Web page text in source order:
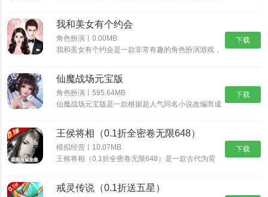
繁花漫画免费下拉式漫画最新说明
力。
2.完美支持高清画质，在手机和平板电脑上都能流畅阅读。
4.非常简单美观，配色舒适，用户在阅读漫画的同时可以享受更好的
场景中开启冒险之旅，收集更多的装备提升机甲的属
性。
下载
我和美女有个约会
角色扮演丨0.00MB
我和美女有个约会是一款非常有趣的角色扮演游戏，
喜欢的角色，不断的提高自我的魅力，如果玩家对我
和美女有个约会感兴趣的话，那就快来预约体验游玩
吧！
下载
仙魔战场元宝版
角色扮演丨595.64MB
仙魔战场元宝版是一款根据超人气同名小说改编而成
世界，穿梭在神秘的仙魔大陆，沉浸式交友修炼，酣
战各路仙魔。
下载
王侯将相（0.1折全密卷无限648）
模拟经营丨10.07MB
王侯将相（0.1折全密卷无限648）是一款古代为背
能，酣畅淋漓的战斗让你热血澎湃！
戒灵传说（0.1折送五星）